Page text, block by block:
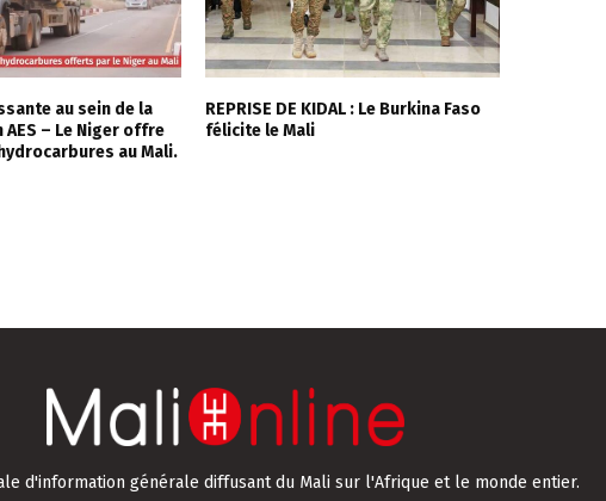
au sein de la
– Le Niger offre
au Mali.
REPRISE DE KIDAL : Le Burkina Faso
félicite le Mali
d'information générale diffusant du Mali sur l'Afrique et le monde entier.